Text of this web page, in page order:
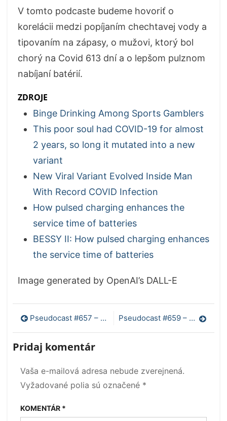
V tomto podcaste budeme hovoriť o
korelácii medzi popíjaním chechtavej vody a
tipovaním na zápasy, o mužovi, ktorý bol
chorý na Covid 613 dní a o lepšom pulznom
nabíjaní batérií.
ZDROJE
Binge Drinking Among Sports Gamblers
This poor soul had COVID-19 for almost
2 years, so long it mutated into a new
variant
New Viral Variant Evolved Inside Man
With Record COVID Infection
How pulsed charging enhances the
service time of batteries
BESSY II: How pulsed charging enhances
the service time of batteries
Image generated by OpenAI’s DALL-E
Navigácia
v
článku
Pseudocast #657 – Jedenie praclíkov, zlatén, infekcie po operáciách Pseudocast #659 – Starovekí jaskyniari, očkovanie proti glioblastómu
Pridaj komentár
Vaša e-mailová adresa nebude zverejnená.
Vyžadované polia sú označené *
KOMENTÁR *